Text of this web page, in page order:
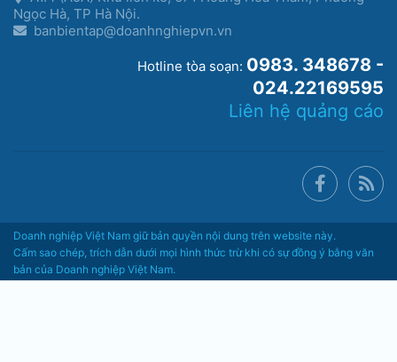
Ngọc Hà, TP Hà Nội.
banbientap@doanhnghiepvn.vn
Hotline tòa soạn: 0983. 348678 -
024.22169595
Liên hệ quảng cáo
Doanh nghiệp Việt Nam giữ bản quyền nội dung trên website này.
Cấm sao chép, trích dẫn dưới mọi hình thức trừ khi có sự đồng ý bằng văn
bản của Doanh nghiệp Việt Nam.